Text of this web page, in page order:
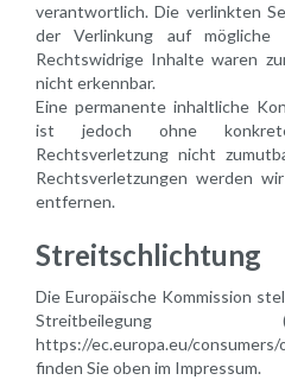
verantwortlich. Die verlinkten
der Verlinkung auf mögliche
Rechtswidrige Inhalte waren
nicht erkennbar.
Eine permanente inhaltliche
ist jedoch ohne
Rechtsverletzung nicht
Rechtsverletzungen werden
entfernen.
Streitschlichtung
Die Europäische Kommission
https://ec.europa.eu/
finden Sie oben im Impressum.